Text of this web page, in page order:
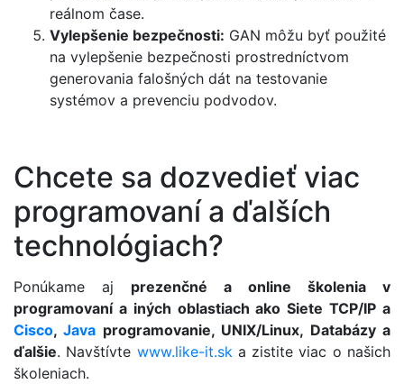
reálnom čase.
Vylepšenie bezpečnosti: GAN môžu byť použité
na vylepšenie bezpečnosti prostredníctvom
generovania falošných dát na testovanie
systémov a prevenciu podvodov.
Chcete sa dozvedieť viac
programovaní a ďalších
technológiach?
Ponúkame aj prezenčné a online školenia v
programovaní a iných oblastiach ako Siete TCP/IP a
Cisco,Java programovanie, UNIX/Linux, Databázy a
ďalšie. Navštívte www.like-it.ska zistite viac o našich
školeniach.